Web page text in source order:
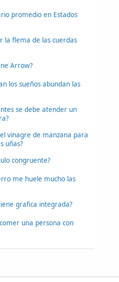
promedio en Estados
la flema de las cuerdas
Arrow?
los sueños abundan las
se debe atender un
vinagre de manzana para
uñas?
congruente?
me huele mucho las
grafica integrada?
una persona con